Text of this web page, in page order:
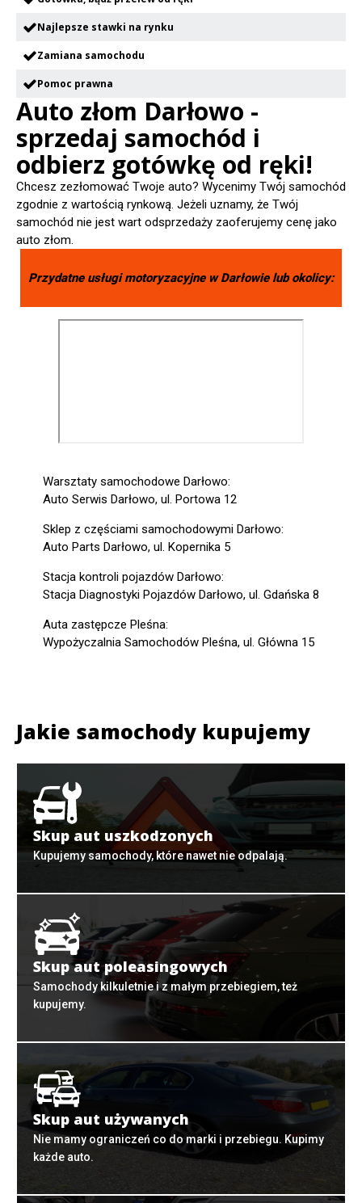
Najlepsze stawki na rynku
Zamiana samochodu
Pomoc prawna
Auto złom Darłowo -
sprzedaj samochód i
odbierz gotówkę od ręki!
Chcesz zezłomować Twoje auto? Wycenimy Twój samochód
zgodnie z wartością rynkową. Jeżeli uznamy, że Twój
samochód nie jest wart odsprzedaży zaoferujemy cenę jako
auto złom.
Przydatne usługi motoryzacyjne wDarłowielub okolicy:
Warsztaty samochodowe Darłowo:
Auto Serwis Darłowo, ul. Portowa 12
Sklep z częściami samochodowymi Darłowo:
Auto Parts Darłowo, ul. Kopernika 5
Stacja kontroli pojazdów Darłowo:
Stacja Diagnostyki Pojazdów Darłowo, ul. Gdańska 8
Auta zastępcze Pleśna:
Wypożyczalnia Samochodów Pleśna, ul. Główna 15
Jakie samochody kupujemy
Skup aut uszkodzonych
Kupujemy samochody, które nawet nie odpalają.
Skup aut poleasingowych
Samochody kilkuletnie i z małym przebiegiem, też
kupujemy.
Skup aut używanych
Nie mamy ograniczeń co do marki i przebiegu. Kupimy
każde auto.